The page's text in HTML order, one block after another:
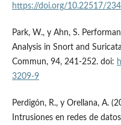
https://doi.org/10.22517/
Park, W., y Ahn, S.
Analysis in Snort and
Commun, 94, 241-252. doi:
3209-9
Perdigón, R., y Orellana, A.
Intrusiones en redes de